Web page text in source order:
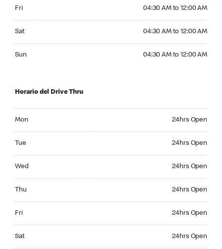
Fri 04:30 AM to 12:00 AM
Sat 04:30 AM to 12:00 AM
Sun 04:30 AM to 12:00 AM
Horario del Drive Thru
Mon 24hrs Open
Tue 24hrs Open
Wed 24hrs Open
Thu 24hrs Open
Fri 24hrs Open
Sat 24hrs Open